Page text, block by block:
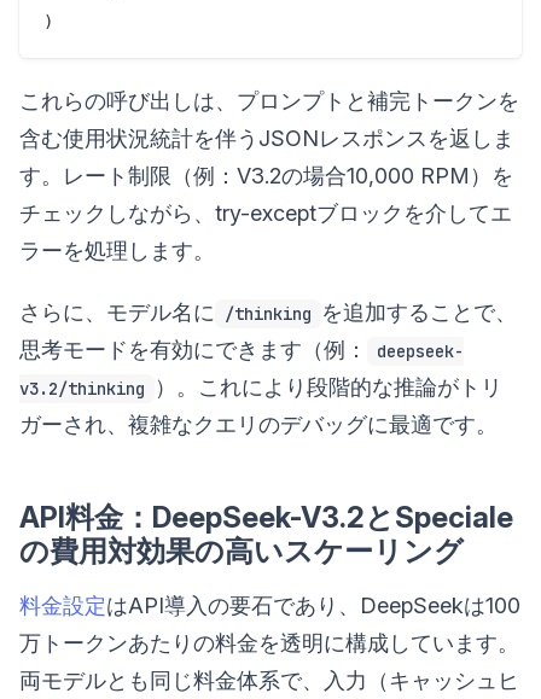
これらの呼び出しは、プロンプトと補完トークンを
含む使用状況統計を伴うJSONレスポンスを返しま
す。レート制限（例：V3.2の場合10,000 RPM）を
チェックしながら、try-exceptブロックを介してエ
ラーを処理します。
さらに、モデル名に /thinking
を追加することで、
思考モードを有効にできます（例：
deepseek-
v3.2/thinking
）。これにより段階的な推論がトリ
ガーされ、複雑なクエリのデバッグに最適です。
API料金：DeepSeek-V3.2とSpeciale
の費用対効果の高いスケーリング
料金設定はAPI導入の要石であり、DeepSeekは100
万トークンあたりの料金を透明に構成しています。
両モデルとも同じ料金体系で、入力（キャッシュヒ